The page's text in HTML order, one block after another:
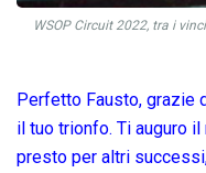
WSOP Circuit 2022, tra i
Perfetto Fausto, grazie
il tuo trionfo. Ti auguro
presto per altri